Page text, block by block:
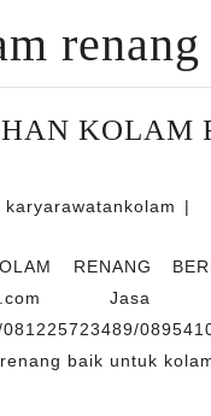
renang
KOLAM
karyarawatankolam |
RENANG
baik untuk